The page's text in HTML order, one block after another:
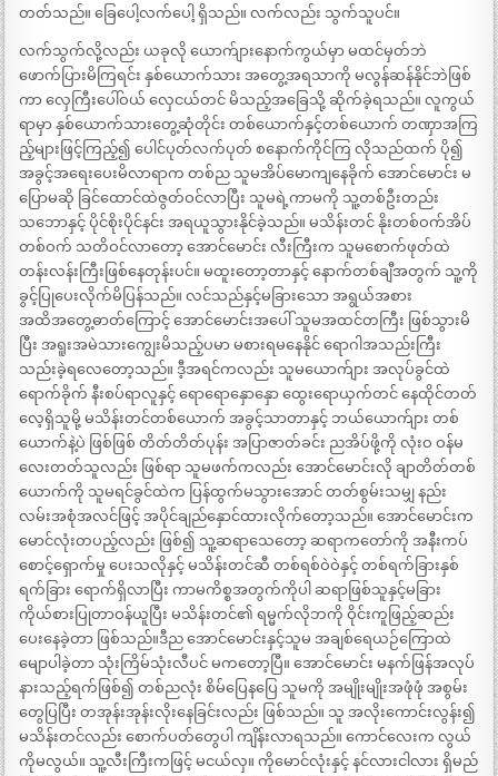
တတ်သည်။ ခြေပေါ့လက်ပေါ့ ရှိသည်။ လက်လည်း သွက်သူပင်။
လက်သွက်လို့လည်း ယခုလို ယောက်ျားနောက်ကွယ်မှာ မထင်မှတ်ဘဲ
ဖောက်ပြားမိကြရင်း နှစ်ယောက်သား အတွေ့အရသာကို မလွန်ဆန်နိုင်ဘဲဖြစ်
ကာ လှေကြီးပေါ်ဝယ် လှေငယ်တင် မိသည့်အခြေသို့ ဆိုက်ခဲ့ရသည်။ လူကွယ်
ရာမှာ နှစ်ယောက်သားတွေ့ဆုံတိုင်း တစ်ယောက်နှင့်တစ်ယောက် တဏှာအကြ
ည့်များဖြင့်ကြည့်၍ ပေါင်ပုတ်လက်ပုတ် စနောက်ကိုင်ကြ လိုသည်ထက် ပို၍
အခွင့်အရေးပေးမိလာရာက တစ်ည သူမအိပ်မောကျနေခိုက် အောင်မောင်း မ
ပြောမဆို ခြင်ထောင်ထဲဇွတ်ဝင်လာပြီး သူမရဲ့ကာမကို သူ့တစ်ဦးတည်း
သဘောနှင့် ပိုင်စိုးပိုင်နင်း အရယူသွားနိုင်ခဲ့သည်။ မသိန်းတင် နိုးတစ်ဝက်အိပ်
တစ်ဝက် သတိဝင်လာတော့ အောင်မောင်း လီးကြီးက သူမစောက်ဖုတ်ထဲ
တန်းလန်းကြီးဖြစ်နေတုန်းပင်။ မထူးတော့တာနှင့် နောက်တစ်ချီအတွက် သူ့ကို
ခွင့်ပြုပေးလိုက်မိပြန်သည်။ လင်သည်နှင့်မခြားသော အရွယ်အစား
အထိအတွေ့ဓာတ်ကြောင့် အောင်မောင်းအပေါ် သူမအထင်တကြီး ဖြစ်သွားမိ
ပြီး အရူးအမဲသားကျွေးမိသည့်ပမာ မစားရမနေနိုင် ရောဂါအသည်းကြီး
သည်းခဲ့ရလေတော့သည်။ ဒီ့အရင်ကလည်း သူမယောက်ျား အလုပ်ခွင်ထဲ
ရောက်ခိုက် နီးစပ်ရာလူနှင့် ရောရောနှောနှော ထွေးရောယှက်တင် နေထိုင်တတ်
လေ့ရှိသူမို့ မသိန်းတင်တစ်ယောက် အခွင့်သာတာနှင့် ဘယ်ယောက်ျား တစ်
ယောက်နဲ့ပဲ ဖြစ်ဖြစ် တိတ်တိတ်ပုန်း အပြာဇာတ်ခင်း ညအိပ်ဖို့ကို လုံးဝ ဝန်မ
လေးတတ်သူလည်း ဖြစ်ရာ သူမဖက်ကလည်း အောင်မောင်းလို ချာတိတ်တစ်
ယောက်ကို သူမရင်ခွင်ထဲက ပြန်ထွက်မသွားအောင် တတ်စွမ်းသမျှ နည်း
လမ်းအစုံအလင်ဖြင့် အပိုင်ချည်နှောင်ထားလိုက်တော့သည်။ အောင်မောင်းက
မောင်လုံးတပည့်လည်း ဖြစ်၍ သူ့ဆရာသေတော့ ဆရာကတော်ကို အနီးကပ်
စောင့်ရှောက်မှု ပေးသလိုနှင့် မသိန်းတင်ဆီ တစ်ရစ်ဝဲဝဲနှင့် တစ်ရက်ခြားနှစ်
ရက်ခြား ရောက်ရှိလာပြီး ကာမကိစ္စအတွက်ကိုပါ ဆရာဖြစ်သူနှင့်မခြား
ကိုယ်စားပြုတာဝန်ယူပြီး မသိန်းတင်၏ ရမ္မက်လိုဘကို ဝိုင်းကူဖြည့်ဆည်း
ပေးနေခဲ့တာ ဖြစ်သည်။ဒီည အောင်မောင်းနှင့်သူမ အချစ်ရေယဉ်ကြောထဲ
မျောပါခဲ့တာ သုံးကြိမ်သုံးလီပင် မကတော့ပြီ။ အောင်မောင်း မနက်ဖြန်အလုပ်
နားသည့်ရက်ဖြစ်၍ တစ်ညလုံး စိမ်ပြေနပြေ သူမကို အမျိုးမျိုးအဖုံဖုံ အစွမ်း
တွေပြပြီး တအုန်းအုန်းလိုးနေခြင်းလည်း ဖြစ်သည်။ သူ အလိုးကောင်းလွန်း၍
မသိန်းတင်လည်း စောက်ပတ်တွေပါ ကျိန်းလာရသည်။ ကောင်လေးက လွယ်
ကိုမလွယ်။ သူ့လီးကြီးကဖြင့် မငယ်လှ။ ကိုမောင်လုံးနှင့် နင်လားငါလား ရှိမည်